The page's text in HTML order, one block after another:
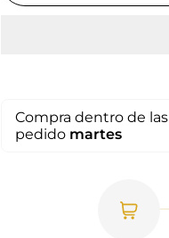
Compra dentro de
pedido martes